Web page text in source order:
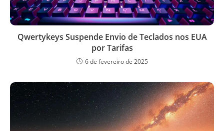
Qwertykeys Suspende Envio de Teclados nos EUA
por Tarifas
6 de fevereiro de 2025